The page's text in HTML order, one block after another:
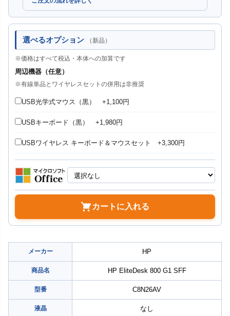
選べるオプション （新品）
※価格はすべて税込・本体への加算です
周辺機器（任意）
※有線単品とワイヤレスセットの併用は非推奨
USB光学式マウス（黒） +1,100円
USBキーボード（黒） +1,980円
USBワイヤレス キーボード＆マウスセット +3,300円
カートに入れる
メーカー HP
商品名 HP EliteDesk 800 G1 SFF
型番 C8N26AV
液晶 なし